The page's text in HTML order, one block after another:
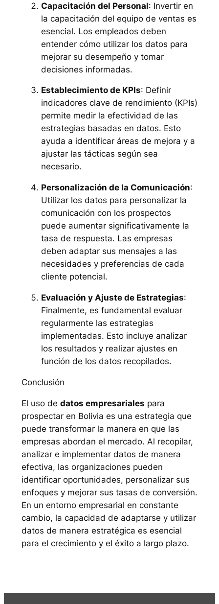
Capacitación del Personal: Invertir en
la capacitación del equipo de ventas es
esencial. Los empleados deben
entender cómo utilizar los datos para
mejorar su desempeño y tomar
decisiones informadas.
Establecimiento de KPIs: Definir
indicadores clave de rendimiento (KPIs)
permite medir la efectividad de las
estrategias basadas en datos. Esto
ayuda a identificar áreas de mejora y a
ajustar las tácticas según sea
necesario.
Personalización de la Comunicación:
Utilizar los datos para personalizar la
comunicación con los prospectos
puede aumentar significativamente la
tasa de respuesta. Las empresas
deben adaptar sus mensajes a las
necesidades y preferencias de cada
cliente potencial.
Evaluación y Ajuste de Estrategias:
Finalmente, es fundamental evaluar
regularmente las estrategias
implementadas. Esto incluye analizar
los resultados y realizar ajustes en
función de los datos recopilados.
Conclusión
El uso de datos empresariales para
prospectar en Bolivia es una estrategia que
puede transformar la manera en que las
empresas abordan el mercado. Al recopilar,
analizar e implementar datos de manera
efectiva, las organizaciones pueden
identificar oportunidades, personalizar sus
enfoques y mejorar sus tasas de conversión.
En un entorno empresarial en constante
cambio, la capacidad de adaptarse y utilizar
datos de manera estratégica es esencial
para el crecimiento y el éxito a largo plazo.